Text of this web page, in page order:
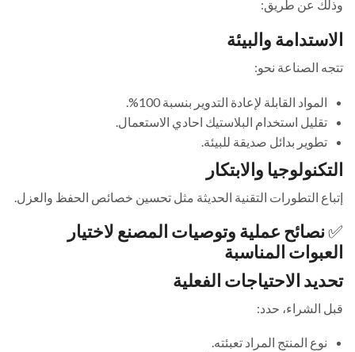
وذلك عن طريق:
الاستدامة والبيئة
تتجه الصناعة نحو:
المواد القابلة لإعادة التدوير بنسبة 100%.
تقليل استخدام البلاستيك احادي الاستعمال.
تطوير بدائل صديقة للبيئة.
التكنولوجيا والابتكار
إتباع التطورات التقنية الحديثة مثل تحسين خصائص الحفظ والعزل.
✅نصائح عملية وتوصيات المصنع لاختيار
العبوات المناسبة
تحديد الاحتياجات الفعلية
قبل الشراء، حدد:
نوع المنتج المراد تعبئته.